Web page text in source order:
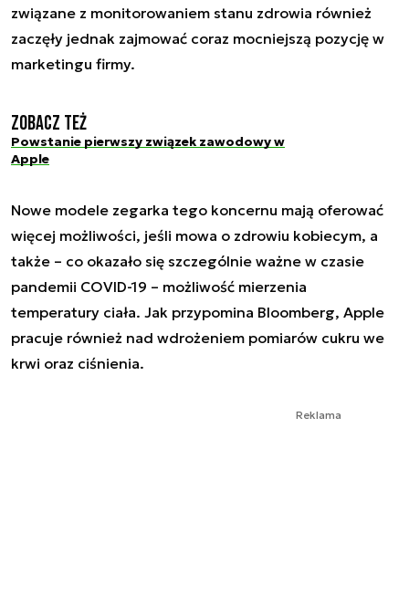
związane z monitorowaniem stanu zdrowia również
zaczęły jednak zajmować coraz mocniejszą pozycję w
marketingu firmy.
Zobacz też
Powstanie pierwszy związek zawodowy w
Apple
Nowe modele zegarka tego koncernu mają oferować
więcej możliwości, jeśli mowa o zdrowiu kobiecym, a
także – co okazało się szczególnie ważne w czasie
pandemii COVID-19 – możliwość mierzenia
temperatury ciała. Jak przypomina Bloomberg, Apple
pracuje również nad wdrożeniem pomiarów cukru we
krwi oraz ciśnienia.
Reklama